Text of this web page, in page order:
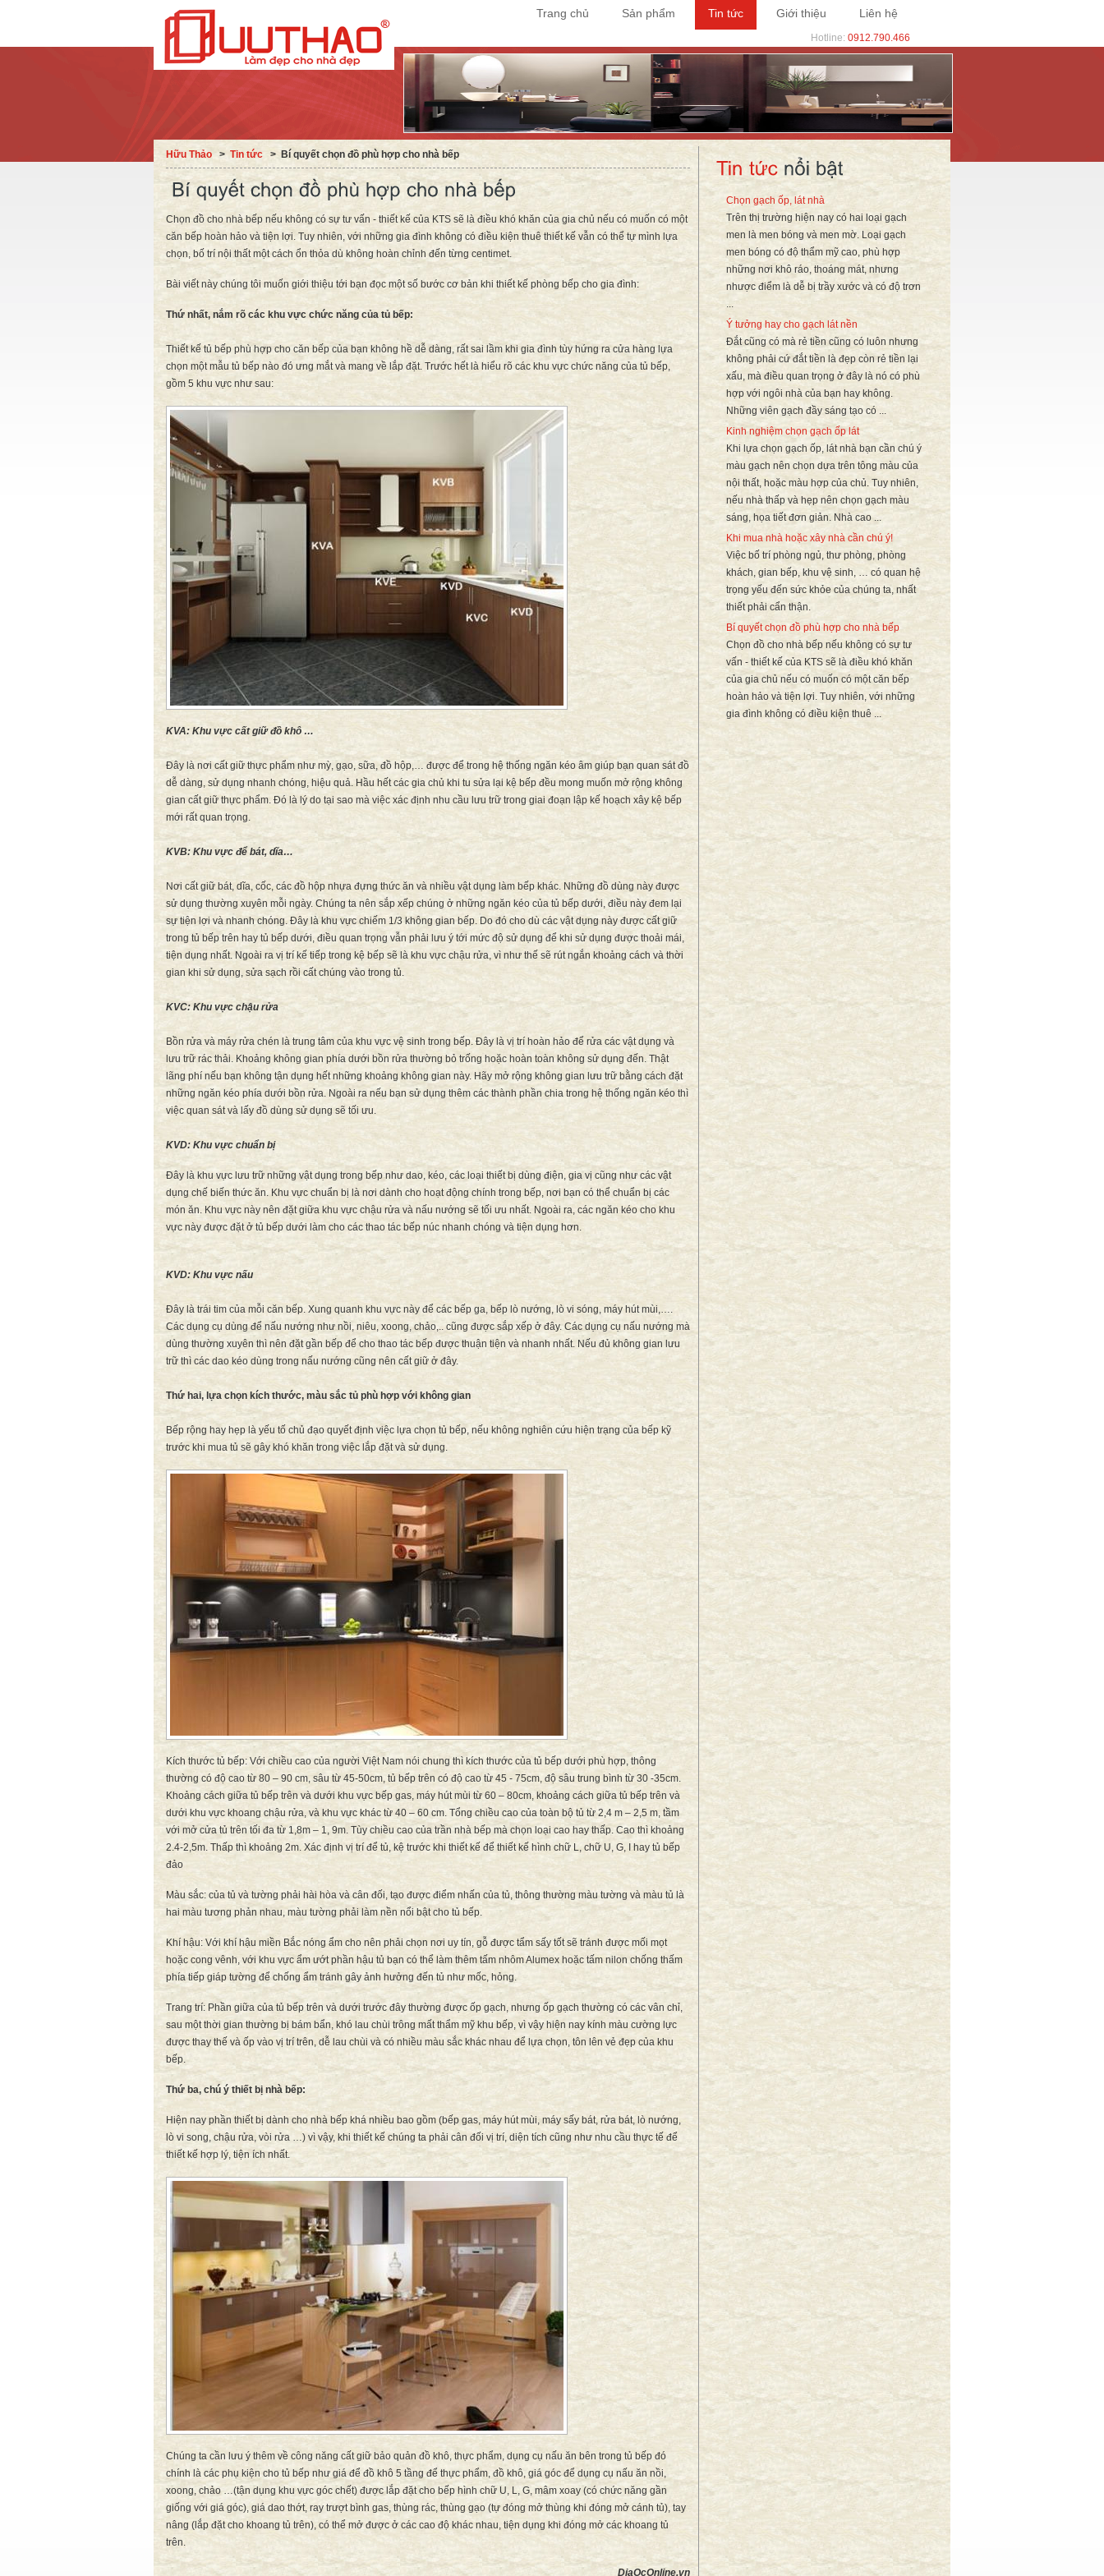
Trang chủ Sản phẩm Tin tức Giới thiệu Liên hệ
Hotline: 0912.790.466
Hữu Thảo ˃ Tin tức ˃ Bí quyết chọn đồ phù hợp cho nhà bếp
Chọn đồ cho nhà bếp nếu không có sự tư vấn - thiết kế của KTS sẽ là điều khó khăn của gia chủ nếu có muốn có một
căn bếp hoàn hảo và tiện lợi. Tuy nhiên, với những gia đình không có điều kiện thuê thiết kế vẫn có thể tự mình lựa
chọn, bố trí nội thất một cách ổn thỏa dù không hoàn chỉnh đến từng centimet.
Bài viết này chúng tôi muốn giới thiệu tới bạn đọc một số bước cơ bản khi thiết kế phòng bếp cho gia đình:
Thứ nhất, nắm rõ các khu vực chức năng của tủ bếp:
Thiết kế tủ bếp phù hợp cho căn bếp của bạn không hề dễ dàng, rất sai lầm khi gia đình tùy hứng ra cửa hàng lựa
chọn một mẫu tủ bếp nào đó ưng mắt và mang về lắp đặt. Trước hết là hiểu rõ các khu vực chức năng của tủ bếp,
gồm 5 khu vực như sau:
KVA: Khu vực cất giữ đồ khô …
Đây là nơi cất giữ thực phẩm như mỳ, gạo, sữa, đồ hộp,… được để trong hệ thống ngăn kéo âm giúp bạn quan sát đồ
dễ dàng, sử dụng nhanh chóng, hiệu quả. Hầu hết các gia chủ khi tu sửa lại kệ bếp đều mong muốn mở rộng không
gian cất giữ thực phẩm. Đó là lý do tại sao mà việc xác định nhu cầu lưu trữ trong giai đoạn lập kế hoạch xây kệ bếp
mới rất quan trọng.
KVB: Khu vực để bát, dĩa…
Nơi cất giữ bát, dĩa, cốc, các đồ hộp nhựa đựng thức ăn và nhiều vật dụng làm bếp khác. Những đồ dùng này được
sử dụng thường xuyên mỗi ngày. Chúng ta nên sắp xếp chúng ở những ngăn kéo của tủ bếp dưới, điều này đem lại
sự tiện lợi và nhanh chóng. Đây là khu vực chiếm 1/3 không gian bếp. Do đó cho dù các vật dụng này được cất giữ
trong tủ bếp trên hay tủ bếp dưới, điều quan trọng vẫn phải lưu ý tới mức độ sử dụng để khi sử dụng được thoải mái,
tiện dụng nhất. Ngoài ra vị trí kế tiếp trong kệ bếp sẽ là khu vực chậu rửa, vì như thế sẽ rút ngắn khoảng cách và thời
gian khi sử dụng, sửa sạch rồi cất chúng vào trong tủ.
KVC: Khu vực chậu rửa
Bồn rửa và máy rửa chén là trung tâm của khu vực vệ sinh trong bếp. Đây là vị trí hoàn hảo để rửa các vật dụng và
lưu trữ rác thải. Khoảng không gian phía dưới bồn rửa thường bỏ trống hoặc hoàn toàn không sử dụng đến. Thật
lãng phí nếu bạn không tận dụng hết những khoảng không gian này. Hãy mở rộng không gian lưu trữ bằng cách đặt
những ngăn kéo phía dưới bồn rửa. Ngoài ra nếu bạn sử dụng thêm các thành phần chia trong hệ thống ngăn kéo thì
việc quan sát và lấy đồ dùng sử dụng sẽ tối ưu.
KVD: Khu vực chuẩn bị
Đây là khu vực lưu trữ những vật dụng trong bếp như dao, kéo, các loại thiết bị dùng điện, gia vị cũng như các vật
dụng chế biến thức ăn. Khu vực chuẩn bị là nơi dành cho hoạt động chính trong bếp, nơi bạn có thể chuẩn bị các
món ăn. Khu vực này nên đặt giữa khu vực chậu rửa và nấu nướng sẽ tối ưu nhất. Ngoài ra, các ngăn kéo cho khu
vực này được đặt ở tủ bếp dưới làm cho các thao tác bếp núc nhanh chóng và tiện dụng hơn.
KVD: Khu vực nấu
Đây là trái tim của mỗi căn bếp. Xung quanh khu vực này để các bếp ga, bếp lò nướng, lò vi sóng, máy hút mùi,….
Các dụng cụ dùng để nấu nướng như nồi, niêu, xoong, chảo,.. cũng được sắp xếp ở đây. Các dụng cụ nấu nướng mà
dùng thường xuyên thì nên đặt gần bếp để cho thao tác bếp được thuận tiện và nhanh nhất. Nếu đủ không gian lưu
trữ thì các dao kéo dùng trong nấu nướng cũng nên cất giữ ở đây.
Thứ hai, lựa chọn kích thước, màu sắc tủ phù hợp với không gian
Bếp rộng hay hẹp là yếu tố chủ đạo quyết định việc lựa chọn tủ bếp, nếu không nghiên cứu hiện trạng của bếp kỹ
trước khi mua tủ sẽ gây khó khăn trong việc lắp đặt và sử dụng.
Kích thước tủ bếp: Với chiều cao của người Việt Nam nói chung thì kích thước của tủ bếp dưới phù hợp, thông
thường có độ cao từ 80 – 90 cm, sâu từ 45-50cm, tủ bếp trên có độ cao từ 45 - 75cm, độ sâu trung bình từ 30 -35cm.
Khoảng cách giữa tủ bếp trên và dưới khu vực bếp gas, máy hút mùi từ 60 – 80cm, khoảng cách giữa tủ bếp trên và
dưới khu vực khoang chậu rửa, và khu vực khác từ 40 – 60 cm. Tổng chiều cao của toàn bộ tủ từ 2,4 m – 2,5 m, tầm
với mở cửa tủ trên tối đa từ 1,8m – 1, 9m. Tùy chiều cao của trần nhà bếp mà chọn loại cao hay thấp. Cao thì khoảng
2.4-2,5m. Thấp thì khoảng 2m. Xác định vị trí để tủ, kệ trước khi thiết kế để thiết kế hình chữ L, chữ U, G, I hay tủ bếp
đảo
Màu sắc: của tủ và tường phải hài hòa và cân đối, tạo được điểm nhấn của tủ, thông thường màu tường và màu tủ là
hai màu tương phản nhau, màu tường phải làm nền nổi bật cho tủ bếp.
Khí hậu: Với khí hậu miền Bắc nóng ẩm cho nên phải chọn nơi uy tín, gỗ được tẩm sấy tốt sẽ tránh được mối mọt
hoặc cong vênh, với khu vực ẩm ướt phần hậu tủ bạn có thể làm thêm tấm nhôm Alumex hoặc tấm nilon chống thấm
phía tiếp giáp tường để chống ẩm tránh gây ảnh hưởng đến tủ như mốc, hỏng.
Trang trí: Phần giữa của tủ bếp trên và dưới trước đây thường được ốp gạch, nhưng ốp gạch thường có các vân chỉ,
sau một thời gian thường bị bám bẩn, khó lau chùi trông mất thẩm mỹ khu bếp, vì vậy hiện nay kính màu cường lực
được thay thế và ốp vào vị trí trên, dễ lau chùi và có nhiều màu sắc khác nhau để lựa chọn, tôn lên vẻ đẹp của khu
bếp.
Thứ ba, chú ý thiết bị nhà bếp:
Hiện nay phần thiết bị dành cho nhà bếp khá nhiều bao gồm (bếp gas, máy hút mùi, máy sấy bát, rửa bát, lò nướng,
lò vi song, chậu rửa, vòi rửa …) vì vậy, khi thiết kế chúng ta phải cân đối vị trí, diện tích cũng như nhu cầu thực tế để
thiết kế hợp lý, tiện ích nhất.
Chúng ta cần lưu ý thêm về công năng cất giữ bảo quản đồ khô, thực phẩm, dụng cụ nấu ăn bên trong tủ bếp đó
chính là các phụ kiện cho tủ bếp như giá để đồ khô 5 tầng để thực phẩm, đồ khô, giá góc để dụng cụ nấu ăn nồi,
xoong, chảo …(tận dụng khu vực góc chết) được lắp đặt cho bếp hình chữ U, L, G, mâm xoay (có chức năng gần
giống với giá góc), giá dao thớt, ray trượt bình gas, thùng rác, thùng gạo (tự đóng mở thùng khi đóng mở cánh tủ), tay
nâng (lắp đặt cho khoang tủ trên), có thể mở được ở các cao độ khác nhau, tiện dụng khi đóng mở các khoang tủ
trên.
DiaOcOnline.vn
Chọn gạch ốp, lát nhà
Trên thị trường hiện nay có hai loại gạch
men là men bóng và men mờ. Loại gạch
men bóng có độ thẩm mỹ cao, phù hợp
những nơi khô ráo, thoáng mát, nhưng
nhược điểm là dễ bị trầy xước và có độ trơn
...
Ý tưởng hay cho gạch lát nền
Đắt cũng có mà rẻ tiền cũng có luôn nhưng
không phải cứ đắt tiền là đẹp còn rẻ tiền lại
xấu, mà điều quan trọng ở đây là nó có phù
hợp với ngôi nhà của bạn hay không.
Những viên gạch đầy sáng tạo có ...
Kinh nghiệm chọn gạch ốp lát
Khi lựa chọn gạch ốp, lát nhà bạn cần chú ý
màu gạch nên chọn dựa trên tông màu của
nội thất, hoặc màu hợp của chủ. Tuy nhiên,
nếu nhà thấp và hẹp nên chọn gạch màu
sáng, họa tiết đơn giản. Nhà cao ...
Khi mua nhà hoặc xây nhà cần chú ý!
Việc bố trí phòng ngủ, thư phòng, phòng
khách, gian bếp, khu vệ sinh, … có quan hệ
trọng yếu đến sức khỏe của chúng ta, nhất
thiết phải cẩn thận.
Bí quyết chọn đồ phù hợp cho nhà bếp
Chọn đồ cho nhà bếp nếu không có sự tư
vấn - thiết kế của KTS sẽ là điều khó khăn
của gia chủ nếu có muốn có một căn bếp
hoàn hảo và tiện lợi. Tuy nhiên, với những
gia đình không có điều kiện thuê ...